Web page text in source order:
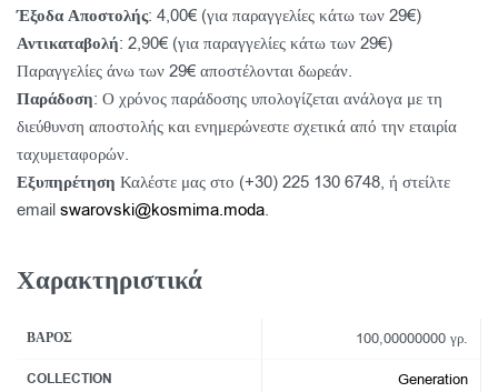
Έξοδα Αποστολής: 4,00€ (για παραγγελίες κάτω των 29€)
Αντικαταβολή: 2,90€ (για παραγγελίες κάτω των 29€)
Παραγγελίες άνω των 29€ αποστέλονται δωρεάν.
Παράδοση: Ο χρόνος παράδοσης υπολογίζεται ανάλογα με τη
διεύθυνση αποστολής και ενημερώνεστε σχετικά από την εταιρία
ταχυμεταφορών.
Εξυπηρέτηση Καλέστε μας στο (+30) 225 130 6748, ή στείλτε
email swarovski@kosmima.moda.
Χαρακτηριστικά
ΒΆΡΟΣ 100,00000000 γρ.
COLLECTION Generation